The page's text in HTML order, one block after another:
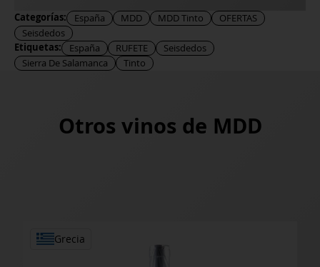
Categorías: España MDD MDD Tinto
OFERTAS
Seisdedos
Etiquetas: España RUFETE
Seisdedos
Sierra De Salamanca
Tinto
Otros vinos de MDD
Grecia